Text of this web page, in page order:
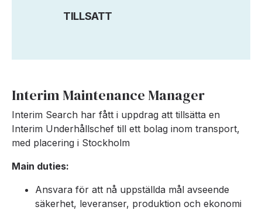
TILLSATT
Interim Maintenance Manager
Interim Search har fått i uppdrag att tillsätta en
Interim Underhållschef till ett bolag inom transport,
med placering i Stockholm
Main duties:
Ansvara för att nå uppställda mål avseende
säkerhet, leveranser, produktion och ekonomi